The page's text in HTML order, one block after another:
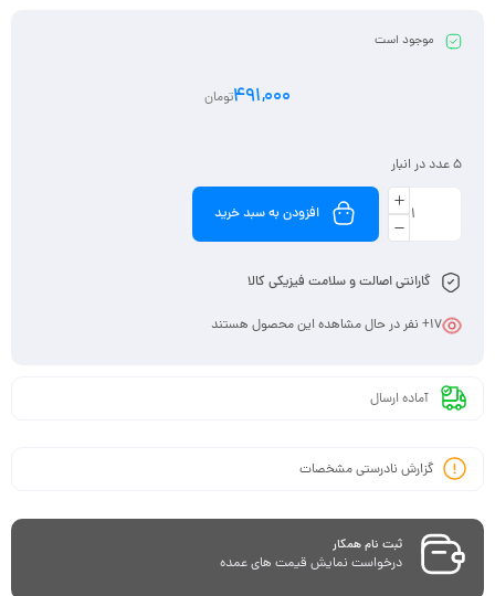
موجود است
491,000تومان
5 عدد در انبار
افزودن به سبد خرید
گارانتی اصالت و سلامت فیزیکی کالا
17+ نفر در حال مشاهده این محصول هستند
آماده ارسال
گزارش نادرستی مشخصات
ثبت نام همکار
درخواست نمایش قیمت های عمده